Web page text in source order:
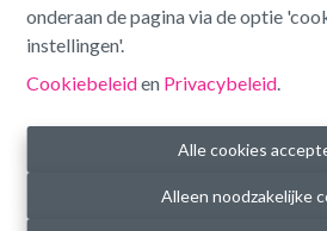
onderaan de pagina via de optie
instellingen'.
Cookiebeleiden Privacybeleid
Alle cookies
Alleen noodzakelijke